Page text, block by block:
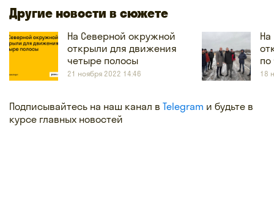
Другие новости в сюжете
На Северной окружной
открыли для движения
четыре полосы
21 ноября 2022 14:46
На
по
18
Подписывайтесь на наш канал в Telegram и будьте в
курсе главных новостей